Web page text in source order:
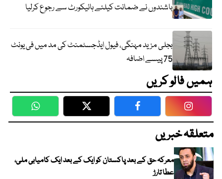
باشندوں نے ضمانت کیلئے ہائیکورٹ سے رجوع کرلیا
بجلی مزید مہنگی، فیول ایڈجسٹمنٹ کی مد میں فی یونٹ
75 پیسے اضافہ
ہمیں فالو کریں
WhatsApp Twitter Facebook
متعلقہ خبریں
معرکہ حق کے بعد پاکستان کو ایک کے بعد ایک کامیابی ملی،
عطا تارڑ